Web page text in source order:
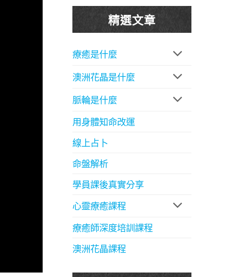
精選文章
療癒是什麼
澳洲花晶是什麼
脈輪是什麼
用身體知命改運
線上占卜
命盤解析
學員課後真實分享
心靈療癒課程
療癒師深度培訓課程
澳洲花晶課程